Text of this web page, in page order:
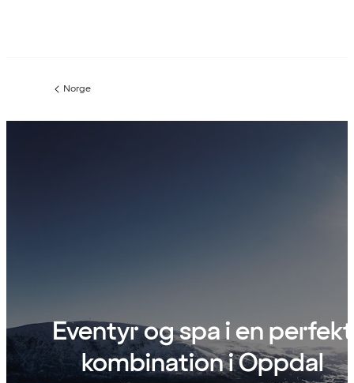
Forrige
:
Norge
Eventyr og spa i en perfekt
kombination i Oppdal